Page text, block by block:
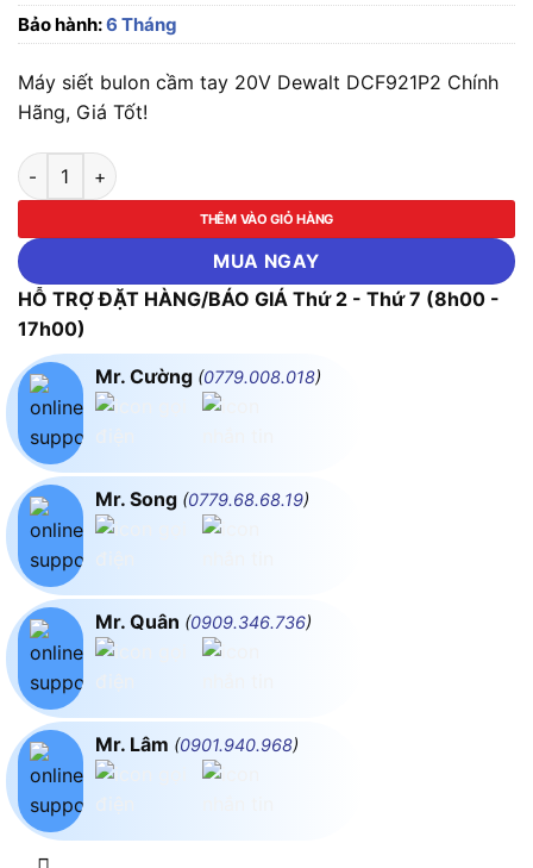
Bảo hành:6 Tháng
Máy siết bulon cầm tay 20V Dewalt DCF921P2 Chính
Hãng, Giá Tốt!
Máy siết bulon cầm tay 20V Dewalt DCF921P2 số lượng
THÊM VÀO GIỎ HÀNG
MUA NGAY
HỖ TRỢ ĐẶT HÀNG/BÁO GIÁ Thứ 2 - Thứ 7 (8h00 -
17h00)
Mr. Cường (0779.008.018)
Mr. Song (0779.68.68.19)
Mr. Quân (0909.346.736)
Mr. Lâm (0901.940.968)